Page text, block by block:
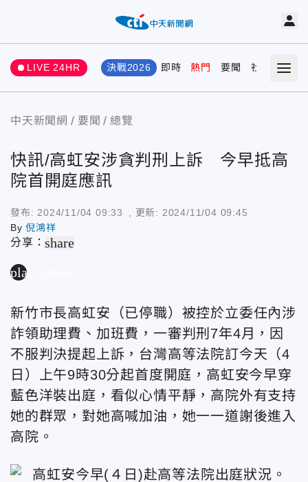
LIVE 24HR 決戰2026 即時 熱門 要聞 社會 娛樂
中天新聞網 要聞 總覽
快訊/高虹安涉貪判刑上訴 今早抵高
院首開庭應訊
發布: 2024/11/04 09:33 , 更新: 2024/11/04 09:45
By倪鴻祥
分享：share
play_arrow
新竹市長高虹安（已停職）被控於立委任內涉
詐領助理費、加班費，一審判刑7年4月，因
不服判決提起上訴，台灣高等法院訂今天（4
日）上午9時30分起首度開庭，高虹安今早穿
藍色洋裝出庭，看似心情平靜，高院外有支持
她的群眾，對她高喊加油，她一一道謝後進入
高院。